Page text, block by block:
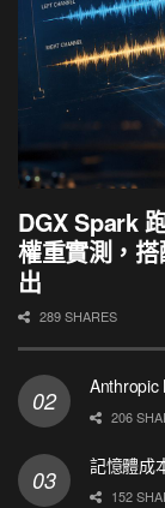
DGX Spark
權重實測，
出
289 SHARES
Anthropic
206
記憶體成
152